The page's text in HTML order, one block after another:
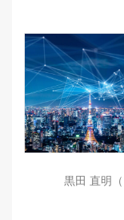
黒田 直明